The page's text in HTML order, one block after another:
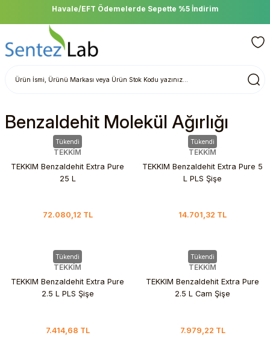
Havale/EFT Ödemelerde Sepette %5 İndirim
Benzaldehit Molekül Ağırlığı
Tükendi
TEKKİM
TEKKIM Benzaldehit Extra Pure
25 L
72.080,12 TL
Tükendi
TEKKİM
TEKKIM Benzaldehit Extra Pure 5
L PLS Şişe
14.701,32 TL
Tükendi
TEKKİM
TEKKIM Benzaldehit Extra Pure
2.5 L PLS Şişe
7.414,68 TL
Tükendi
TEKKİM
TEKKIM Benzaldehit Extra Pure
2.5 L Cam Şişe
7.979,22 TL